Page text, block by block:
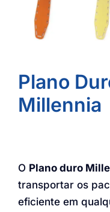
Plano
Millennia
O Plano duro
transportar os
eficiente em